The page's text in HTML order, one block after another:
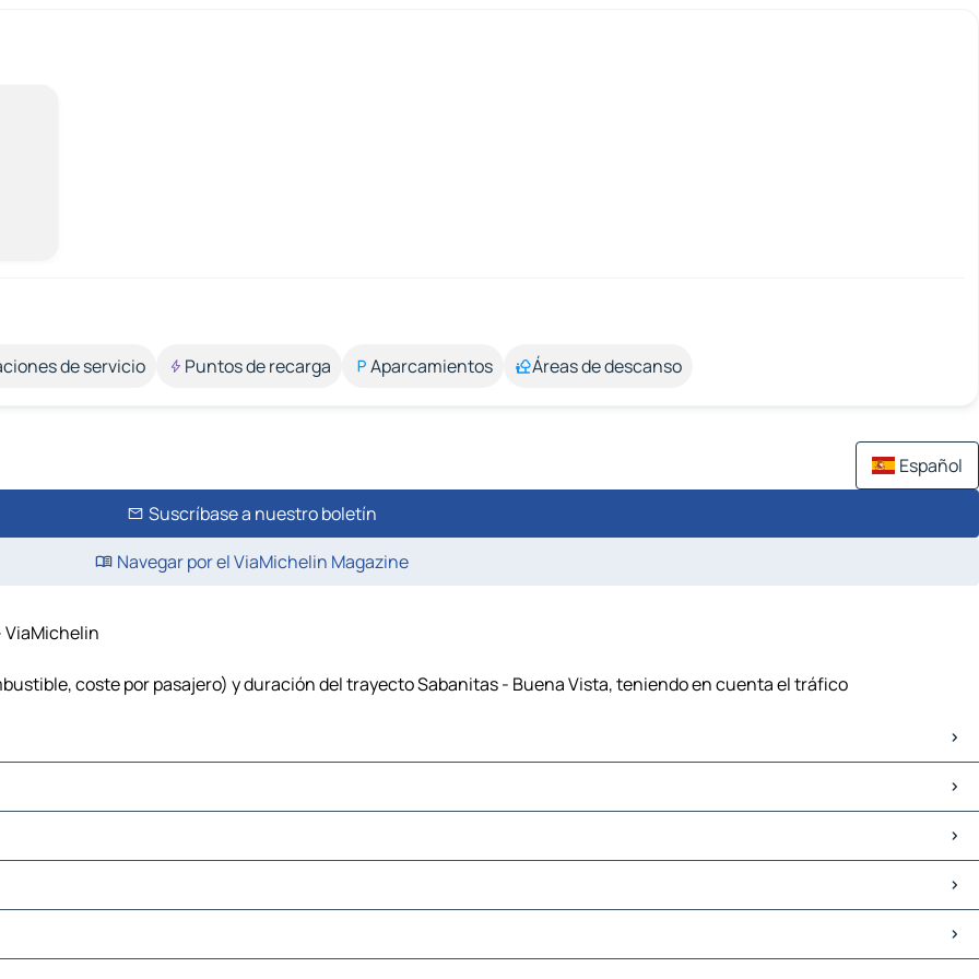
de servicio Puntos de recarga Aparcamientos Áreas de descanso
Español
Suscríbase a nuestro boletín
Navegar por el ViaMichelin Magazine
ViaMichelin
coste por pasajero) y duración del trayecto Sabanitas - Buena Vista, teniendo en cuenta el tráfico